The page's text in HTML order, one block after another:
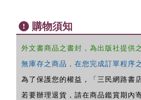
購物須知
外文書商品之書封，為出版社提供
無庫存之商品，在您完成訂單程序
為了保護您的權益，「三民網路書店
若要辦理退貨，請在商品鑑賞期內